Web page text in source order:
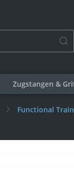
Zugstangen &
Functional